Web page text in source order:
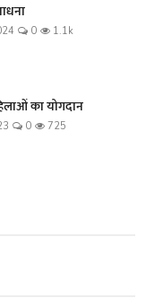
0 1.1k
का योगदान
0 725